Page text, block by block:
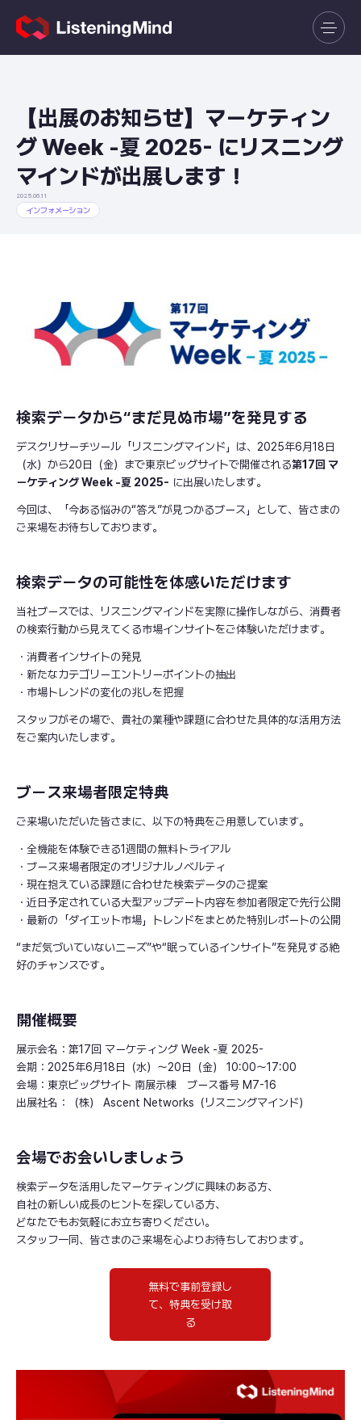
【出展のお知らせ】マーケティン
グ Week -夏 2025- にリスニング
マインドが出展します！
2025.06.11
インフォメーション
検索データから“まだ見ぬ市場”を発見する
デスクリサーチツール「リスニングマインド」は、2025年6月18日
（水）から20日（金）まで東京ビッグサイトで開催される第17回 マ
ーケティング Week -夏 2025- に出展いたします。
今回は、「今ある悩みの“答え”が見つかるブース」として、皆さまの
ご来場をお待ちしております。
検索データの可能性を体感いただけます
当社ブースでは、リスニングマインドを実際に操作しながら、消費者
の検索行動から見えてくる市場インサイトをご体験いただけます。
・消費者インサイトの発見
・新たなカテゴリーエントリーポイントの抽出
・市場トレンドの変化の兆しを把握
スタッフがその場で、貴社の業種や課題に合わせた具体的な活用方法
をご案内いたします。
ブース来場者限定特典
ご来場いただいた皆さまに、以下の特典をご用意しています。
・全機能を体験できる1週間の無料トライアル
・ブース来場者限定のオリジナルノベルティ
・現在抱えている課題に合わせた検索データのご提案
・近日予定されている大型アップデート内容を参加者限定で先行公開
・最新の「ダイエット市場」トレンドをまとめた特別レポートの公開
“まだ気づいていないニーズ”や“眠っているインサイト”を発見する絶
好のチャンスです。
開催概要
展示会名：第17回 マーケティング Week -夏 2025-
会期：2025年6月18日（水）〜20日（金） 10:00〜17:00
会場：東京ビッグサイト 南展示棟 ブース番号 M7-16
出展社名：（株） Ascent Networks（リスニングマインド）
会場でお会いしましょう
検索データを活用したマーケティングに興味のある方、
自社の新しい成長のヒントを探している方、
どなたでもお気軽にお立ち寄りください。
スタッフ一同、皆さまのご来場を心よりお待ちしております。
無料で事前登録し
て、特典を受け取
る